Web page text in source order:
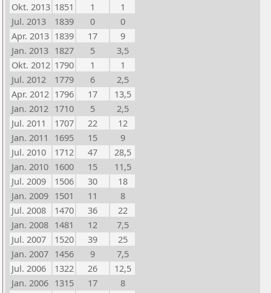
Okt. 2013 1851 1
1
Jul. 2013
1839 0
0
Apr. 2013 1839 17
9
Jan. 2013 1827 5
3,5
Okt. 2012 1790 1
1
Jul. 2012
1779 6
2,5
Apr. 2012 1796 17
13,5
Jan. 2012 1710 5
2,5
Jul. 2011
1707 22
12
Jan. 2011
1695 15
9
Jul. 2010
1712 47
28,5
Jan. 2010 1600 15
11,5
Jul. 2009
1506 30
18
Jan. 2009 1501 11
8
Jul. 2008
1470 36
22
Jan. 2008 1481 12
7,5
Jul. 2007
1520 39
25
Jan. 2007 1456 9
7,5
Jul. 2006
1322 26
12,5
Jan. 2006 1315 17
8